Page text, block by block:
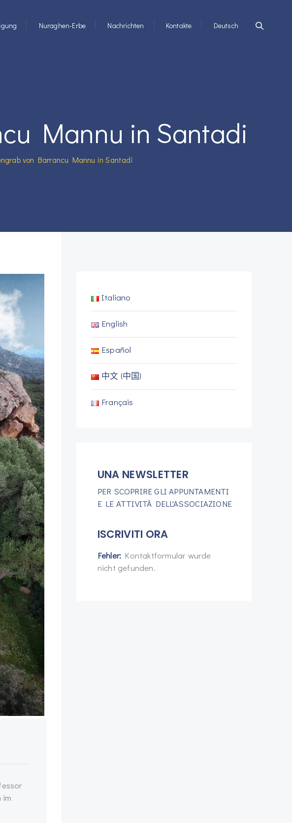
Nuraghen-Erbe Nachrichten Kontakte Deutsch
Mannu in Santadi
von Barrancu Mannu in Santadi
Italiano
English
Español
中文 (中国)
Français
UNA NEWSLETTER
PER SCOPRIRE GLI APPUNTAMENTI
E LE ATTIVITÀ DELL'ASSOCIAZIONE
ISCRIVITI ORA
Fehler: Kontaktformular wurde
nicht gefunden.